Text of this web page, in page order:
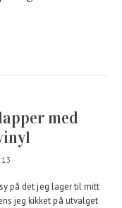
med
på det jeg lager til mitt
jeg kikket på utvalget